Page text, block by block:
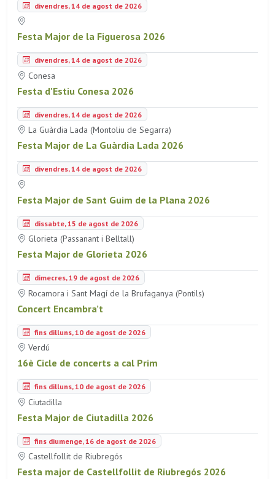
divendres, 14 de agost de 2026
Festa Major de la Figuerosa 2026
divendres, 14 de agost de 2026
Conesa
Festa d'Estiu Conesa 2026
divendres, 14 de agost de 2026
La Guàrdia Lada (Montoliu de Segarra)
Festa Major de La Guàrdia Lada 2026
divendres, 14 de agost de 2026
Festa Major de Sant Guim de la Plana 2026
dissabte, 15 de agost de 2026
Glorieta (Passanant i Belltall)
Festa Major de Glorieta 2026
dimecres, 19 de agost de 2026
Rocamora i Sant Magí de la Brufaganya (Pontils)
Concert Encambra’t
fins dilluns, 10 de agost de 2026
Verdú
16è Cicle de concerts a cal Prim
fins dilluns, 10 de agost de 2026
Ciutadilla
Festa Major de Ciutadilla 2026
fins diumenge, 16 de agost de 2026
Castellfollit de Riubregós
Festa major de Castellfollit de Riubregós 2026